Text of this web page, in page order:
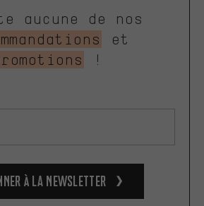
aucune de nos
et
!
à la newsletter